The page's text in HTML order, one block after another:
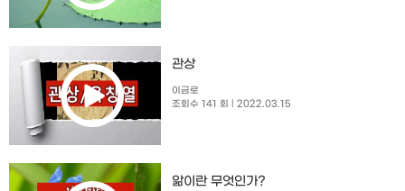
관상
이금로
조회수 141 회
| 2022.03.15
앎이란 무엇인가?